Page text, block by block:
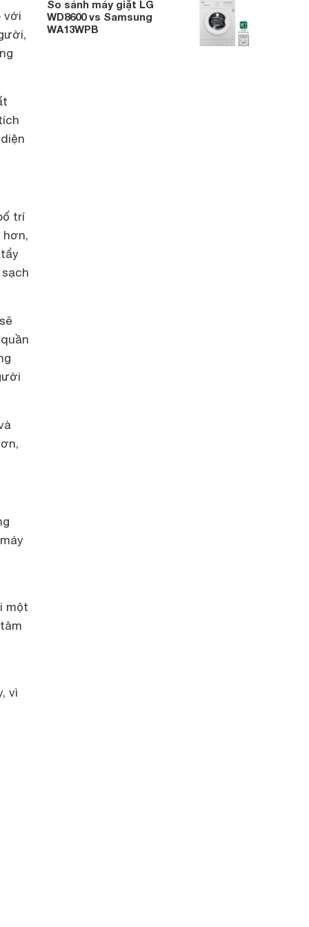
với
trí
một
vì
So sánh máy giặt LG
WD8600 vs Samsung
WA13WPB